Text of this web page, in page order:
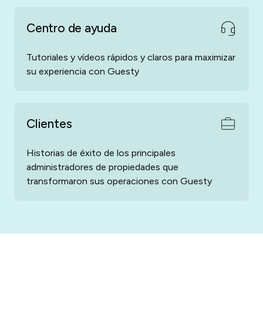
Centro de ayuda
Tutoriales y vídeos rápidos y claros para maximizar
su experiencia con Guesty
Clientes
Historias de éxito de los principales
administradores de propiedades que
transformaron sus operaciones con Guesty